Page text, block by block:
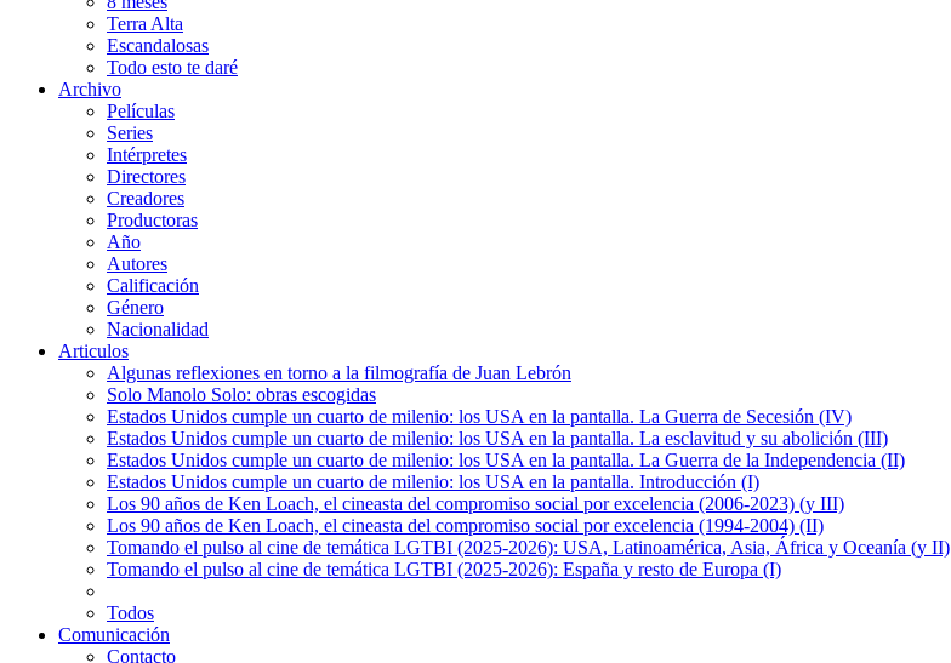
Terra Alta
Escandalosas
Todo esto te daré
Archivo
Películas
Series
Intérpretes
Directores
Creadores
Productoras
Año
Autores
Calificación
Género
Nacionalidad
Articulos
Algunas reflexiones en torno a la filmografía de Juan Lebrón
Solo Manolo Solo: obras escogidas
Estados Unidos cumple un cuarto de milenio: los USA en la pantalla. La Guerra de Secesión (IV)
Estados Unidos cumple un cuarto de milenio: los USA en la pantalla. La esclavitud y su abolición (III)
Estados Unidos cumple un cuarto de milenio: los USA en la pantalla. La Guerra de la Independencia (II)
Estados Unidos cumple un cuarto de milenio: los USA en la pantalla. Introducción (I)
Los 90 años de Ken Loach, el cineasta del compromiso social por excelencia (2006-2023) (y III)
Los 90 años de Ken Loach, el cineasta del compromiso social por excelencia (1994-2004) (II)
Tomando el pulso al cine de temática LGTBI (2025-2026): USA, Latinoamérica, Asia, África y Oceanía (y II)
Tomando el pulso al cine de temática LGTBI (2025-2026): España y resto de Europa (I)
Todos
Comunicación
Contacto